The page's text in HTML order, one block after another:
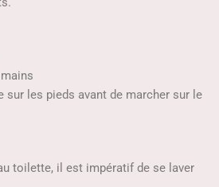
sur les pieds avant de marcher sur le
toilette, il est impératif de se laver